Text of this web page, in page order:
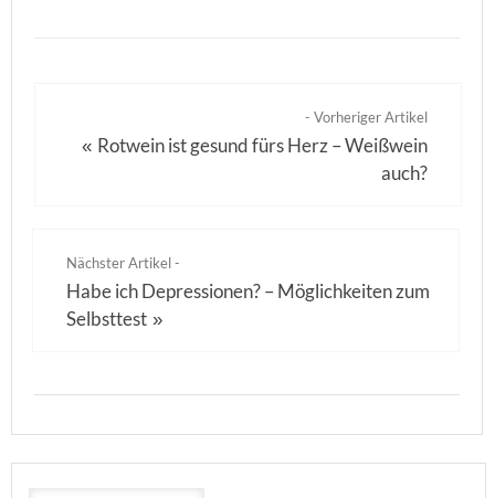
- Vorheriger Artikel
« Rotwein ist gesund fürs Herz – Weißwein
auch?
Nächster Artikel -
Habe ich Depressionen? – Möglichkeiten zum
Selbsttest »